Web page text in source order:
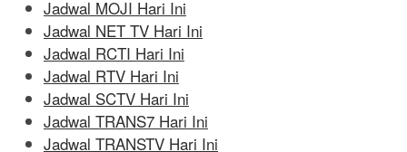
Jadwal MOJI Hari Ini
Jadwal NET TV Hari Ini
Jadwal RCTI Hari Ini
Jadwal RTV Hari Ini
Jadwal SCTV Hari Ini
Jadwal TRANS7 Hari Ini
Jadwal TRANSTV Hari Ini